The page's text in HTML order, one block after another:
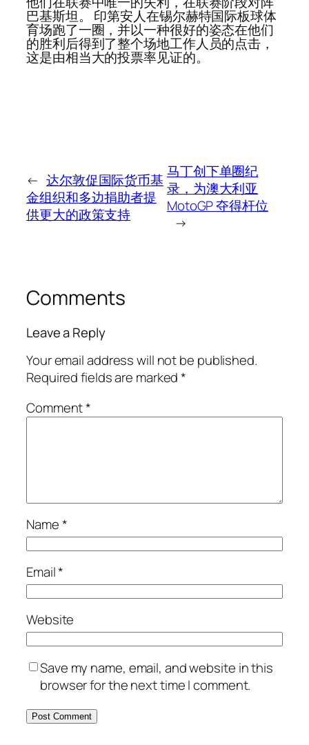
巴基斯坦。 印第安人在锡尔赫特国际板球体
育场跑了一圈，并以一种很好的姿态在他们
的胜利后得到了整个场地工作人员的点击，
这是由相当大的投票率见证的。
← 达尔敦促国际货币基
金组织和多边捐助者提
供更大的政策支持
马丁创下单圈纪
录，为澳大利亚
MotoGP 夺得杆位
→
Comments
Leave a Reply
Your email address will not be published.
Required fields are marked*
Comment*
Name*
Email*
Website
Save my name, email, and website in this
browser for the next time I comment.